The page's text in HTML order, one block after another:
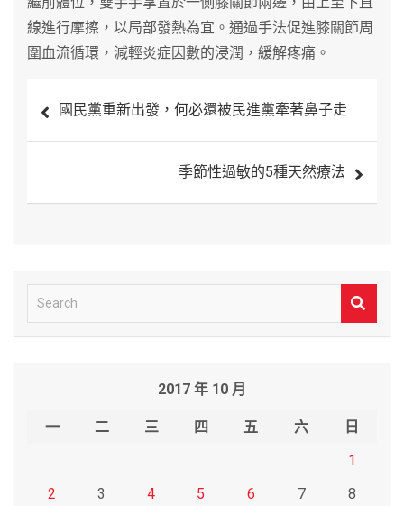
線進行摩擦，以局部發熱為宜。通過手法促進膝關節周
圍血流循環，減輕炎症因數的浸潤，緩解疼痛。
章
導
國民黨重新出發，何必還被民進黨牽著鼻子走
季節性過敏的5種天然療法
e
2017 年 10 月
一 二 三 四 五 六
日
1
2
3 4 5 6 7
8